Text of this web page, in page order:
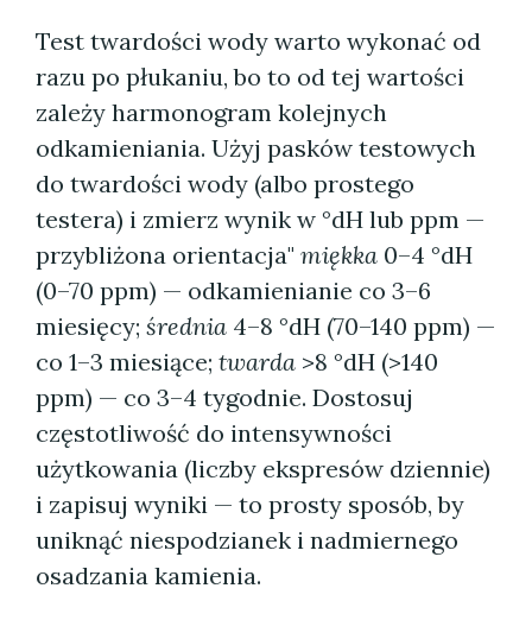
Test twardości wody warto wykonać od
razu po płukaniu, bo to od tej wartości
zależy harmonogram kolejnych
odkamieniania. Użyj pasków testowych
do twardości wody (albo prostego
testera) i zmierz wynik w °dH lub ppm —
przybliżona orientacja" miękka 0–4 °dH
(0–70 ppm) — odkamienianie co 3–6
miesięcy; średnia 4–8 °dH (70–140 ppm) —
co 1–3 miesiące; twarda >8 °dH (>140
ppm) — co 3–4 tygodnie. Dostosuj
częstotliwość do intensywności
użytkowania (liczby ekspresów dziennie)
i zapisuj wyniki — to prosty sposób, by
uniknąć niespodzianek i nadmiernego
osadzania kamienia.